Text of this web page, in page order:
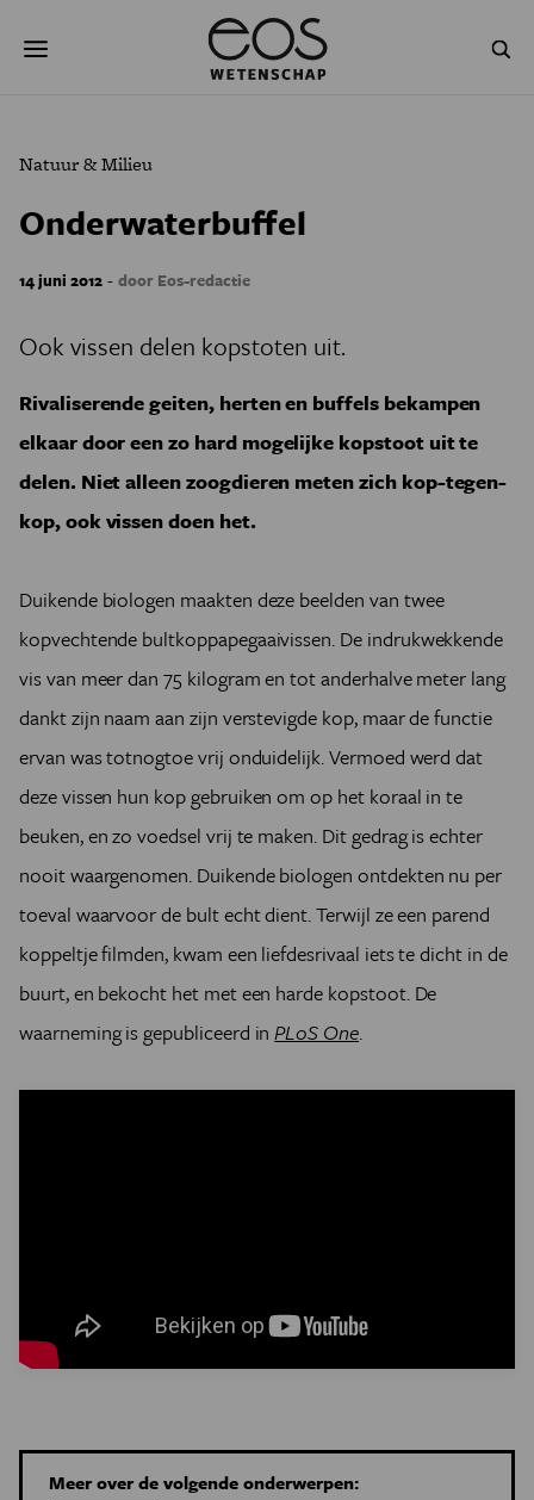
naar
Natuur & Milieu
Onderwaterbuffel
14 juni 2012 - door Eos-redactie
Ook vissen delen kopstoten uit.
Rivaliserende geiten, herten en buffels bekampen
elkaar door een zo hard mogelijke kopstoot uit te
delen. Niet alleen zoogdieren meten zich kop-tegen-
kop, ook vissen doen het.
Duikende biologen maakten deze beelden van twee
kopvechtende bultkoppapegaaivissen. De indrukwekkende
vis van meer dan 75 kilogram en tot anderhalve meter lang
dankt zijn naam aan zijn verstevigde kop, maar de functie
ervan was totnogtoe vrij onduidelijk. Vermoed werd dat
deze vissen hun kop gebruiken om op het koraal in te
beuken, en zo voedsel vrij te maken. Dit gedrag is echter
nooit waargenomen. Duikende biologen ontdekten nu per
toeval waarvoor de bult echt dient. Terwijl ze een parend
koppeltje filmden, kwam een liefdesrivaal iets te dicht in de
buurt, en bekocht het met een harde kopstoot. De
waarneming is gepubliceerd inPLoS One.
Meer over de volgende onderwerpen: